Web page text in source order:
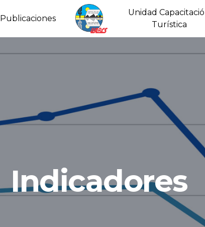
Publicaciones
Unidad
Turística
Indicadores